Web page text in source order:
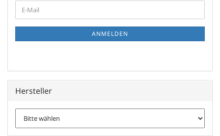
ZUR
NEWSLETTER-
E-
Mail
ANMELDEN
Hersteller